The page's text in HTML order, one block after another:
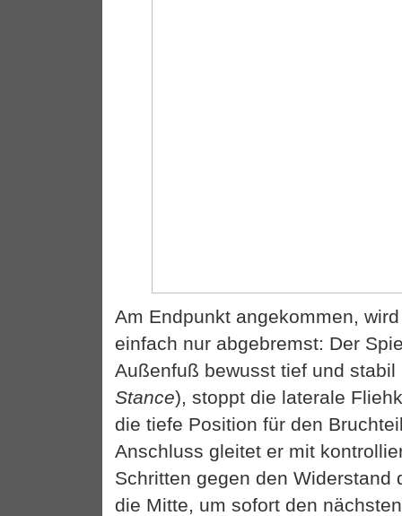
Am Endpunkt angekommen,
einfach nur abgebremst: Der
Außenfuß bewusst tief und stabil
Stance), stoppt die laterale
die tiefe Position für den
Anschluss gleitet er mit
Schritten gegen den Widerstand
die Mitte, um sofort den